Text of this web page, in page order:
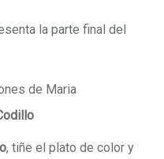
la parte final del
, tiñe el plato de color y